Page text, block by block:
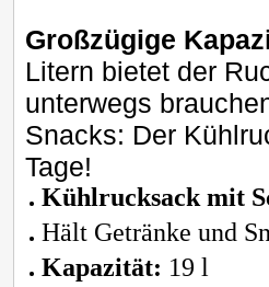
Großzügige
Litern bietet der
unterwegs
Snacks: Der
Tage!
Kühlrucksack mit
Hält Getränke und
Kapazität: 19 l